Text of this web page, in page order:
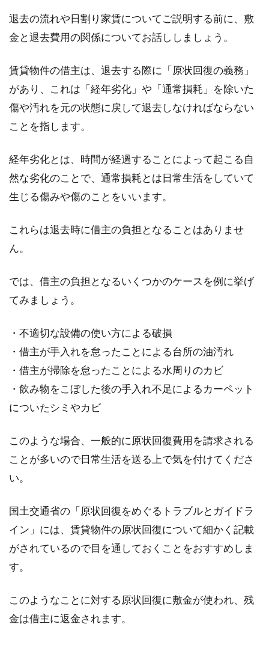
地震が多い日本では、耐震性が重要視されてい
び割...
準防火地域に家を建築する場合、その土地の性
いても防...
よいかを確認しよう！
かり...
住宅の階段寸法に定めあり！どれぐ
らいの寸法が昇りやすい？
住宅を建築する際は、建築基準法に則って設計
を行います。階段も例外ではありません。階段
アパートやマンション退去時の疑
問！敷金の精算はいつ？
していますよ...
退去の流れや日割り家賃についてご説明する前に、敷
金と退去費用の関係についてお話ししましょう。
賃貸物件の借主は、退去する際に「原状回復の義務」
があり、これは「経年劣化」や「通常損耗」を除いた
傷や汚れを元の状態に戻して退去しなければならない
ことを指します。
経年劣化とは、時間が経過することによって起こる自
然な劣化のことで、通常損耗とは日常生活をしていて
生じる傷みや傷のことをいいます。
これらは退去時に借主の負担となることはありませ
ん。
では、借主の負担となるいくつかのケースを例に挙げ
てみましょう。
・不適切な設備の使い方による破損
・借主が手入れを怠ったことによる台所の油汚れ
・借主が掃除を怠ったことによる水周りのカビ
・飲み物をこぼした後の手入れ不足によるカーペット
についたシミやカビ
このような場合、一般的に原状回復費用を請求される
ことが多いので日常生活を送る上で気を付けてくださ
い。
国土交通省の「原状回復をめぐるトラブルとガイドラ
イン」には、賃貸物件の原状回復について細かく記載
がされているので目を通しておくことをおすすめしま
す。
このようなことに対する原状回復に敷金が使われ、残
金は借主に返金されます。